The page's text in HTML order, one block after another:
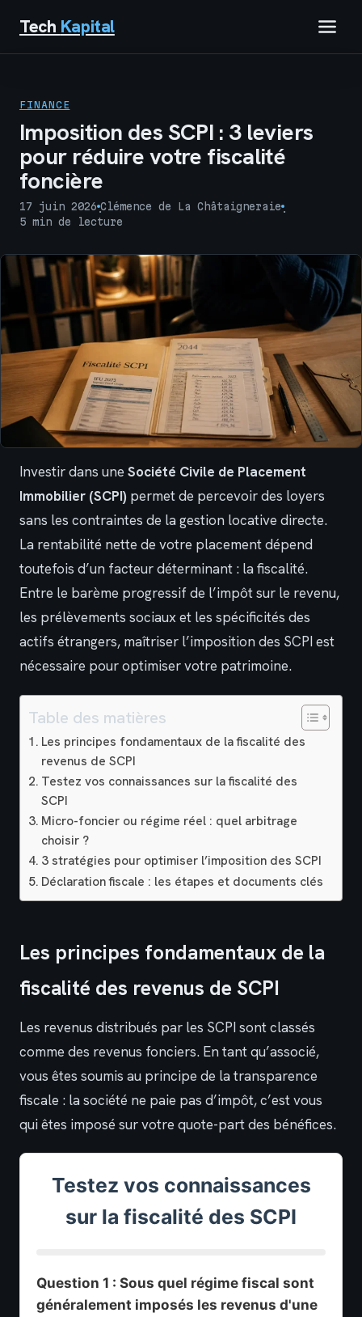
Tech Kapital
BUSINESS
MARKETING
FINANCE
Imposition des SCPI : 3 leviers
pour réduire votre fiscalité
foncière
17 juin 2026
·
Clémence de La Châtaigneraie
·
5 min de lecture
Investir dans une Société Civile de Placement
Immobilier (SCPI) permet de percevoir des loyers
sans les contraintes de la gestion locative directe.
La rentabilité nette de votre placement dépend
toutefois d’un facteur déterminant : la fiscalité.
Entre le barème progressif de l’impôt sur le revenu,
les prélèvements sociaux et les spécificités des
actifs étrangers, maîtriser l’imposition des SCPI est
nécessaire pour optimiser votre patrimoine.
Table des matières
Les principes fondamentaux de la fiscalité des
revenus de SCPI
Testez vos connaissances sur la fiscalité des
SCPI
Micro-foncier ou régime réel : quel arbitrage
choisir ?
3 stratégies pour optimiser l’imposition des SCPI
Déclaration fiscale : les étapes et documents clés
Les principes fondamentaux de la
fiscalité des revenus de SCPI
Les revenus distribués par les SCPI sont classés
comme des revenus fonciers. En tant qu’associé,
vous êtes soumis au principe de la transparence
fiscale : la société ne paie pas d’impôt, c’est vous
qui êtes imposé sur votre quote-part des bénéfices.
Testez vos connaissances
sur la fiscalité des SCPI
Question 1 : Sous quel régime fiscal sont
généralement imposés les revenus d'une